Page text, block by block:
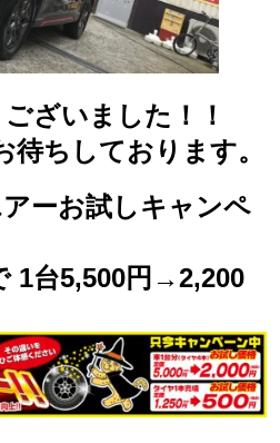
ざいました！！
待ちしております。
ーお試しキャンペ
1台5,500円→2,200